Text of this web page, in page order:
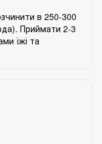
в 250-300
Приймати 2-3
їжі та